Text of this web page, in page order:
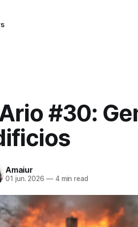
#30:
Amaiur
01 jun. 2026 —4 min read